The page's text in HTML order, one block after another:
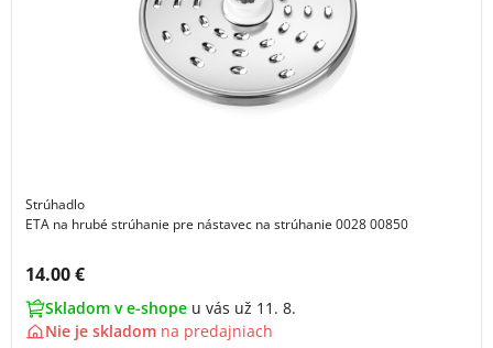
Strúhadlo
ETA na hrubé strúhanie pre nástavec na strúhanie 0028 00850
Cena s DPH:
14.00 €
Skladom v e-shope u vás už 11. 8.
Nie je skladom na predajniach